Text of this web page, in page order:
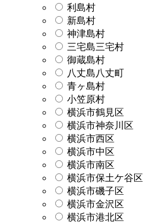
利島村
新島村
神津島村
三宅島三宅村
御蔵島村
八丈島八丈町
青ヶ島村
小笠原村
横浜市鶴見区
横浜市神奈川区
横浜市西区
横浜市中区
横浜市南区
横浜市保土ケ谷区
横浜市磯子区
横浜市金沢区
横浜市港北区